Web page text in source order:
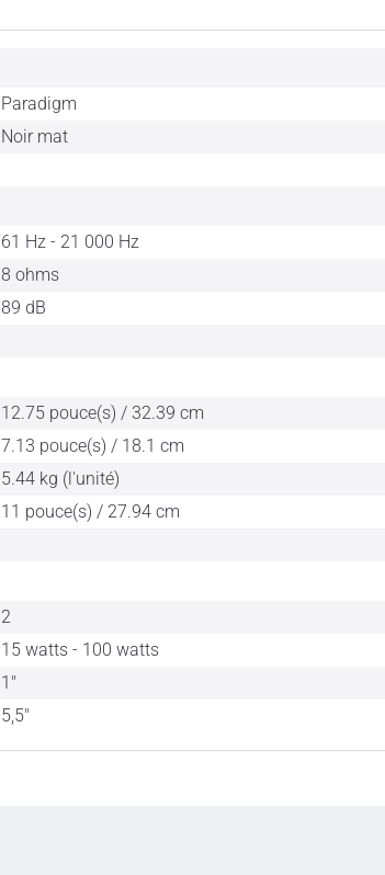
Paradigm
Noir mat
61 Hz - 21 000 Hz
8 ohms
89 dB
12.75 pouce(s) / 32.39 cm
7.13 pouce(s) / 18.1 cm
5.44 kg (l'unité)
11 pouce(s) / 27.94 cm
2
15 watts - 100 watts
1"
5,5"